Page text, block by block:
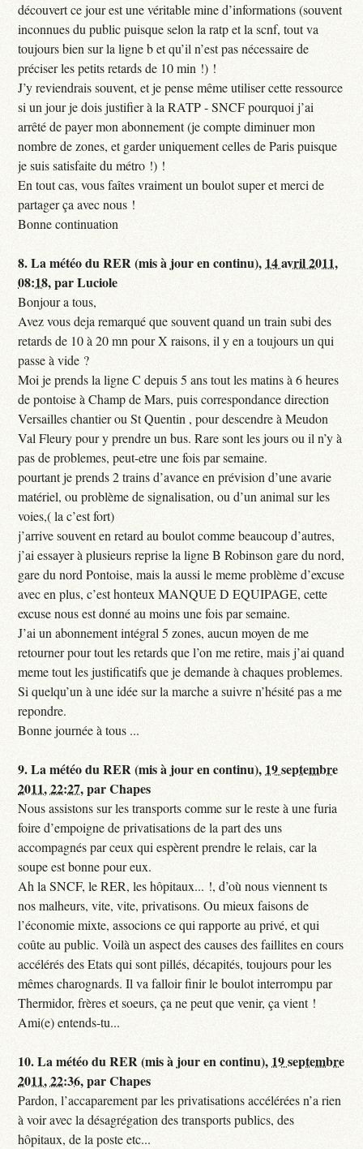
découvert ce jour est une véritable mine d’informations (souvent
inconnues du public puisque selon la ratp et la scnf, tout va
toujours bien sur la ligne b et qu’il n’est pas nécessaire de
préciser les petits retards de 10 min !) !
J’y reviendrais souvent, et je pense même utiliser cette ressource
si un jour je dois justifier à la RATP - SNCF pourquoi j’ai
arrêté de payer mon abonnement (je compte diminuer mon
nombre de zones, et garder uniquement celles de Paris puisque
je suis satisfaite du métro !) !
En tout cas, vous faîtes vraiment un boulot super et merci de
partager ça avec nous !
Bonne continuation
8.La météo du RER (mis à jour en continu), 14 avril 2011,
08:18,parLuciole
Bonjour a tous,
Avez vous deja remarqué que souvent quand un train subi des
retards de 10 à 20 mn pour X raisons, il y en a toujours un qui
passe à vide ?
Moi je prends la ligne C depuis 5 ans tout les matins à 6 heures
de pontoise à Champ de Mars, puis correspondance direction
Versailles chantier ou St Quentin , pour descendre à Meudon
Val Fleury pour y prendre un bus. Rare sont les jours ou il n’y à
pas de problemes, peut-etre une fois par semaine.
pourtant je prends 2 trains d’avance en prévision d’une avarie
matériel, ou problème de signalisation, ou d’un animal sur les
voies,( la c’est fort)
j’arrive souvent en retard au boulot comme beaucoup d’autres,
j’ai essayer à plusieurs reprise la ligne B Robinson gare du nord,
gare du nord Pontoise, mais la aussi le meme problème d’excuse
avec en plus, c’est honteux MANQUE D EQUIPAGE, cette
excuse nous est donné au moins une fois par semaine.
J’ai un abonnement intégral 5 zones, aucun moyen de me
retourner pour tout les retards que l’on me retire, mais j’ai quand
meme tout les justificatifs que je demande à chaques problemes.
Si quelqu’un à une idée sur la marche a suivre n’hésité pas a me
repondre.
Bonne journée à tous ...
9.La météo du RER (mis à jour en continu), 19 septembre
2011, 22:27,parChapes
Nous assistons sur les transports comme sur le reste à une furia
foire d’empoigne de privatisations de la part des uns
accompagnés par ceux qui espèrent prendre le relais, car la
soupe est bonne pour eux.
Ah la SNCF, le RER, les hôpitaux... !, d’où nous viennent ts
nos malheurs, vite, vite, privatisons. Ou mieux faisons de
l’économie mixte, associons ce qui rapporte au privé, et qui
coûte au public. Voilà un aspect des causes des faillites en cours
accélérés des Etats qui sont pillés, décapités, toujours pour les
mêmes charognards. Il va falloir finir le boulot interrompu par
Thermidor, frères et soeurs, ça ne peut que venir, ça vient !
Ami(e) entends-tu...
10.La météo du RER (mis à jour en continu), 19 septembre
2011, 22:36,parChapes
Pardon, l’accaparement par les privatisations accélérées n’a rien
à voir avec la désagrégation des transports publics, des
hôpitaux, de la poste etc...